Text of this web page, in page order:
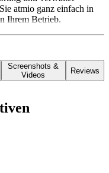
atmio ganz einfach in
Ihrem Betrieb.
Screenshots &
Videos
Reviews